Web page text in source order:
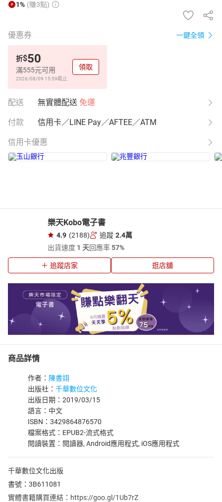
1% (賺3點)
優惠券 一鍵全領
折$50
滿555元可用
2026/08/09 15:59截止
領取
配送 無實體配送 免運
付款 信用卡／LINE Pay／AFTEE／ATM
信用卡優惠
樂天Kobo電子書
4.9 (2188) 追蹤 2.4萬
出貨速度 1 天回應率57%
追蹤店家 逛店舖
商品詳情
作者： 陳書翊
出版社： 千華數位文化
出版日期：2019/03/15
語言：中文
ISBN：3429864876570
檔案格式：EPUB2-流式格式
閱讀裝置：閱讀器, Android應用程式, iOS應用程式
千華數位文化出版
書號：3B611081
實體書籍購買連結：https://goo.gl/1Ub7rZ